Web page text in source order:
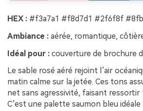
HEX : #f3a7a1 #f8d7d1 #2f6f8f
Ambiance : aérée, romantique,
Idéal pour : couverture de brochure
Le sable rosé aéré rejoint l’air
matin calme sur la jetée. Ces tons
net sans agressivité, faisant
C’est une palette saumon bleu idéale